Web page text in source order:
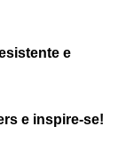
e
e inspire-se!